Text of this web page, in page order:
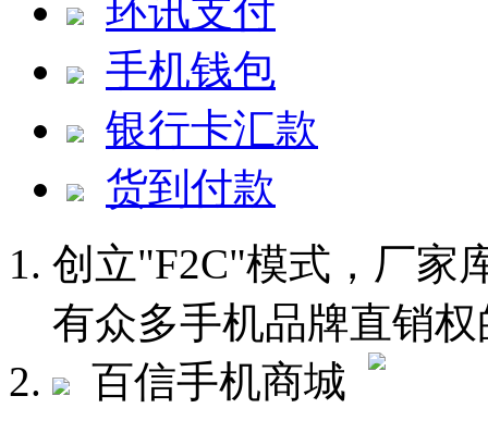
环讯支付
手机钱包
银行卡汇款
货到付款
创立"F2C"模式，厂家
有众多手机品牌直销
百信手机商城